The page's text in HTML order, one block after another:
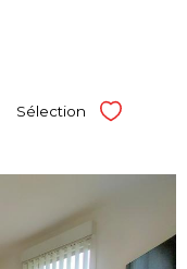
Sélection Sélectionner